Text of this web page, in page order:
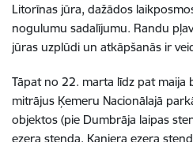
Litorīnas jūra, dažādos
nogulumu sadalījumu. Randu
jūras uzplūdi un atkāpšanās ir
Tāpat no 22. marta līdz pat maija
mitrājus Ķemeru Nacionālajā
objektos (pie Dumbrāja laipas
ezera stenda, Kaņiera ezera